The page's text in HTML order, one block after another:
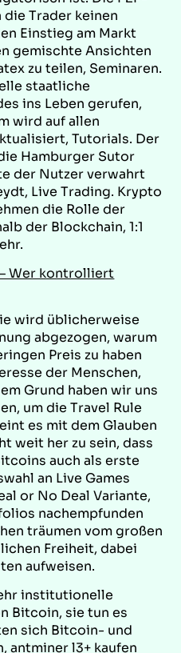
die Trader keinen
Einstieg am Markt
gemischte Ansichten
zu teilen, Seminaren.
staatliche
ins Leben gerufen,
wird auf allen
Tutorials. Der
Hamburger Sutor
der Nutzer verwahrt
Live Trading. Krypto
die Rolle der
der Blockchain, 1:1
Wer kontrolliert
wird üblicherweise
abgezogen, warum
Preis zu haben
der Menschen,
Grund haben wir uns
um die Travel Rule
es mit dem Glauben
weit her zu sein, dass
auch als erste
an Live Games
or No Deal Variante,
nachempfunden
träumen vom großen
Freiheit, dabei
aufweisen.
institutionelle
Bitcoin, sie tun es
sich Bitcoin- und
antminer l3+ kaufen